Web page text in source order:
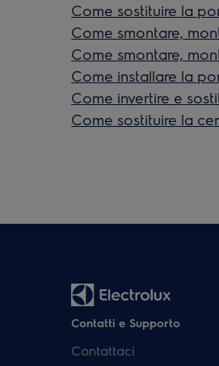
Come sostituire la
Come smontare,
Come smontare,
Come installare la
Come invertire e
Come sostituire la
Contatti e Supporto
Contattaci